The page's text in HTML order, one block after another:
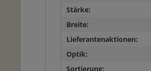
Stärke:
Breite:
Lieferantenaktionen:
Optik:
Sortierung: